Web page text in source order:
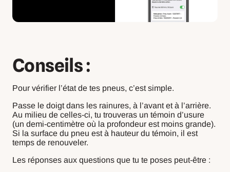
Conseils :
Pour vérifier l’état de tes pneus, c’est simple.
Passe le doigt dans les rainures, à l’avant et à l’arrière.
Au milieu de celles-ci, tu trouveras un témoin d’usure
(un demi-centimètre où la profondeur est moins grande).
Si la surface du pneu est à hauteur du témoin, il est
temps de renouveler.
Les réponses aux questions que tu te poses peut-être :